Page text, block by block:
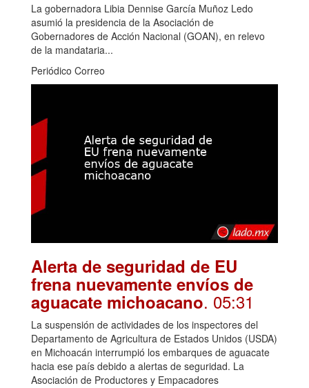
La gobernadora Libia Dennise García Muñoz Ledo
asumió la presidencia de la Asociación de
Gobernadores de Acción Nacional (GOAN), en relevo
de la mandataria...
Periódico Correo
Alerta de seguridad de EU
frena nuevamente envíos de
aguacate michoacano. 05:31
La suspensión de actividades de los inspectores del
Departamento de Agricultura de Estados Unidos (USDA)
en Michoacán interrumpió los embarques de aguacate
hacia ese país debido a alertas de seguridad. La
Asociación de Productores y Empacadores